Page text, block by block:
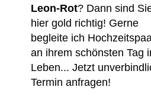
Leon-Rot? Dann sind
hier gold richtig! Gerne
begleite ich
an ihrem schönsten Tag
Leben... Jetzt
Termin anfragen!